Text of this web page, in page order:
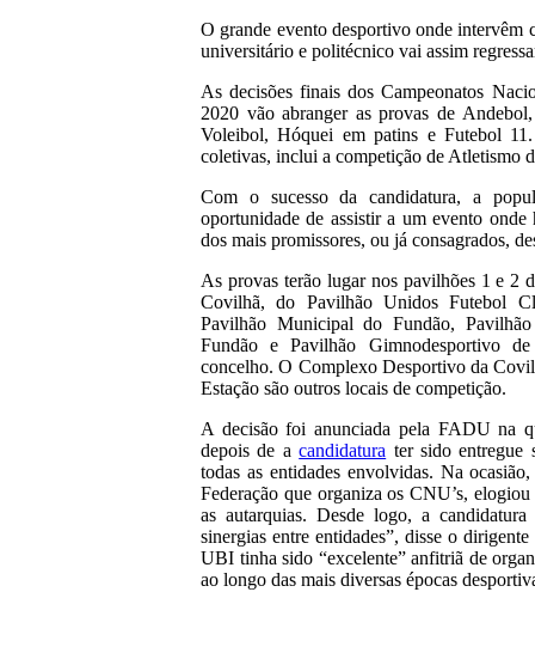
O grande evento desportivo onde intervêm
universitário e politécnico vai assim
As decisões finais dos Campeonatos
2020 vão abranger as provas de
Voleibol, Hóquei em patins e Futebol
coletivas, inclui a competição de Atletismo
Com o sucesso da candidatura, a
oportunidade de assistir a um evento onde
dos mais promissores, ou já consagrados,
As provas terão lugar nos pavilhões 1 e 2
Covilhã, do Pavilhão Unidos Futebol
Pavilhão Municipal do Fundão,
Fundão e Pavilhão Gimnodesportivo
concelho. O Complexo Desportivo da
Estação são outros locais de competição.
A decisão foi anunciada pela FADU na
depois de acandidatura ter sido entregue
todas as entidades envolvidas. Na
Federação que organiza os CNU’s,
as autarquias. Desde logo, a
sinergias entre entidades”, disse o
UBI tinha sido “excelente” anfitriã de
ao longo das mais diversas épocas